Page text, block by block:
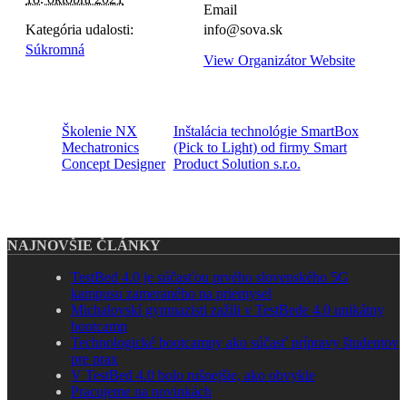
Kategória udalosti:
Súkromná
Email
info@sova.sk
View Organizátor Website
Školenie NX
Mechatronics
Concept Designer
Inštalácia technológie SmartBox
(Pick to Light) od firmy Smart
Product Solution s.r.o.
NAJNOVŠIE ČLÁNKY
TestBed 4.0 je súčasťou prvého slovenského 5G
kampusu zameraného na priemysel
Michalovskí gymnazisti zažili v TestBede 4.0 unikátny
bootcamp
Technologické bootcampy ako súčasť prípravy študentov
pre prax
V TestBed 4.0 bolo rušnejšie, ako obvykle
Pracujeme na novinkách